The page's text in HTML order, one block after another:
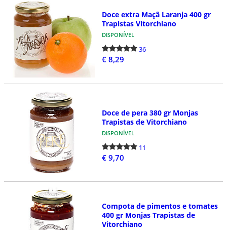
Doce extra Maçã Laranja 400 gr
Trapistas Vitorchiano
DISPONÍVEL
36
€ 8,29
Doce de pera 380 gr Monjas
Trapistas de Vitorchiano
DISPONÍVEL
11
€ 9,70
Compota de pimentos e tomates
400 gr Monjas Trapistas de
Vitorchiano